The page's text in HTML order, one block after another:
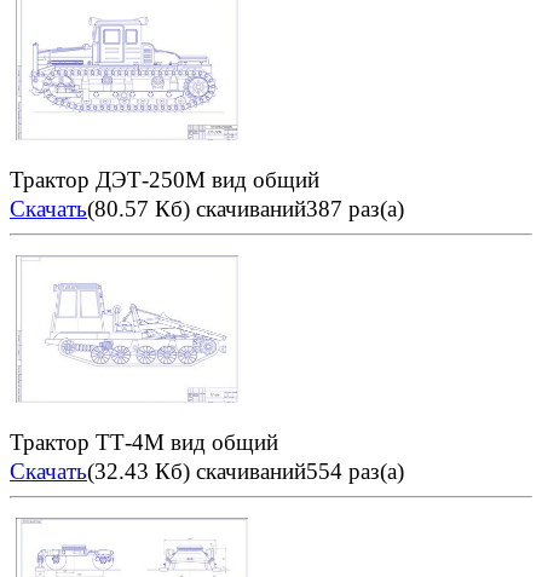
Трактор ДЭТ-250М вид общий
Скачать(80.57 Кб) скачиваний387 раз(а)
Трактор ТТ-4М вид общий
Скачать(32.43 Кб) скачиваний554 раз(а)